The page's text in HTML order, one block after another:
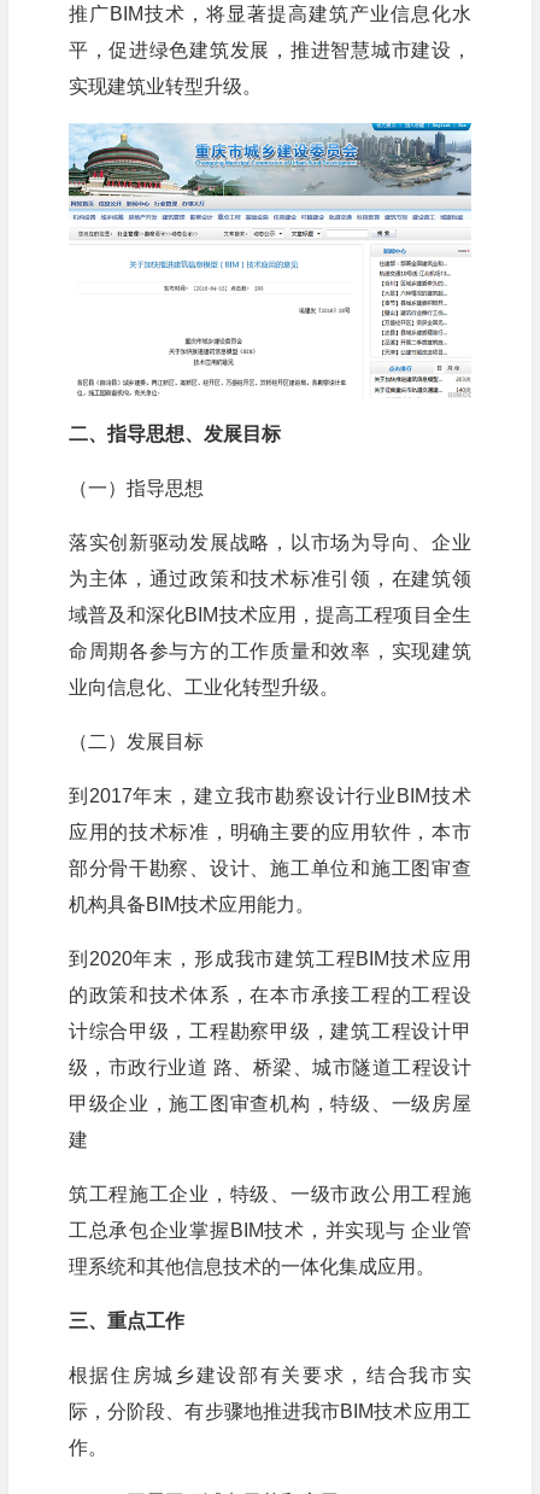
推广BIM技术，将显著提高建筑产业信息化水
平，促进绿色建筑发展，推进智慧城市建设，
实现建筑业转型升级。
二、指导思想、发展目标
（一）指导思想
落实创新驱动发展战略，以市场为导向、企业
为主体，通过政策和技术标准引领，在建筑领
域普及和深化BIM技术应用，提高工程项目全生
命周期各参与方的工作质量和效率，实现建筑
业向信息化、工业化转型升级。
（二）发展目标
到2017年末，建立我市勘察设计行业BIM技术
应用的技术标准，明确主要的应用软件，本市
部分骨干勘察、设计、施工单位和施工图审查
机构具备BIM技术应用能力。
到2020年末，形成我市建筑工程BIM技术应用
的政策和技术体系，在本市承接工程的工程设
计综合甲级，工程勘察甲级，建筑工程设计甲
级，市政行业道 路、桥梁、城市隧道工程设计
甲级企业，施工图审查机构，特级、一级房屋
建
筑工程施工企业，特级、一级市政公用工程施
工总承包企业掌握BIM技术，并实现与 企业管
理系统和其他信息技术的一体化集成应用。
三、重点工作
根据住房城乡建设部有关要求，结合我市实
际，分阶段、有步骤地推进我市BIM技术应用工
作。